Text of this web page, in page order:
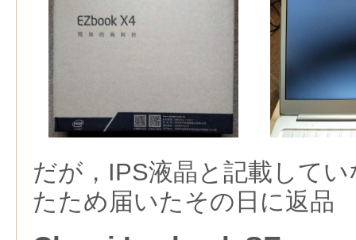
だが，IPS液晶と記載して
たため届いたその日に返品